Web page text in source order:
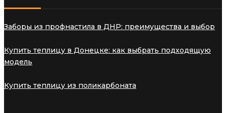
Заборы из профнастила в ДНР: преимущества и выбор
Купить теплицу в Донецке: как выбрать подходящую
модель
Купить теплицу из поликарбоната